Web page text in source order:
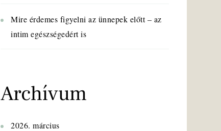
Mire érdemes figyelni az ünnepek előtt – az
intim egészségedért is
Archívum
2026. március